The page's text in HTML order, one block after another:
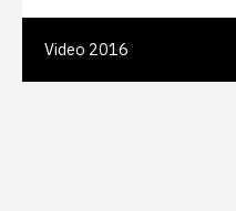
Video 2016